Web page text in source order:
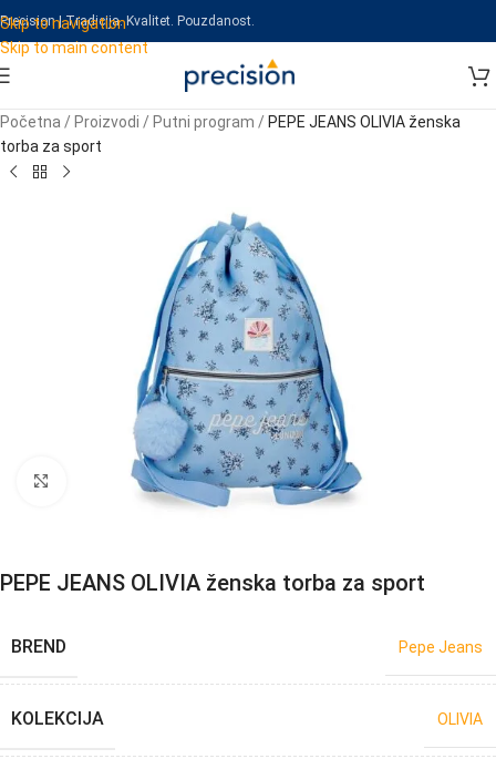
Skip to navigation
Skip to main content
Precision | Tradicija. Kvalitet. Pouzdanost.
Početna / Proizvodi / Putni program / PEPE JEANS OLIVIA ženska
torba za sport
PEPE JEANS OLIVIA ženska torba za sport
BREND Pepe Jeans
KOLEKCIJA OLIVIA